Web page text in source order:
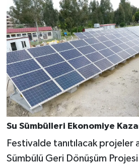
Su Sümbülleri Ekonomiye
Festivalde tanıtılacak projeler
Sümbülü Geri Dönüşüm